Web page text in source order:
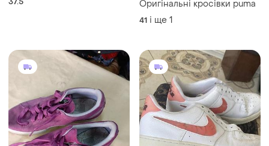
Оригінальні кросівки puma
41 і ще 1